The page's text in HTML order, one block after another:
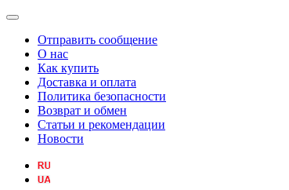
Отправить сообщение
О нас
Как купить
Доставка и оплата
Политика безопасности
Возврат и обмен
Статьи и рекомендации
Новости